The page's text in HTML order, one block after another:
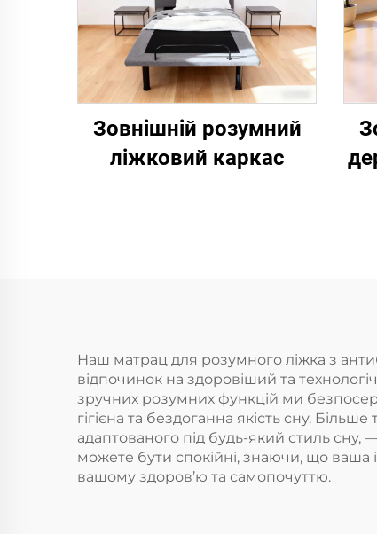
Зовнішній розумний
ліжковий каркас
Наш матрац для розумного ліжка з
відпочинок на здоровіший та
зручних розумних функцій ми
гігієна та бездоганна якість сну.
адаптованого під будь-який стиль сну,
можете бути спокійні, знаючи, що ваша
вашому здоров’ю та самопочуттю.